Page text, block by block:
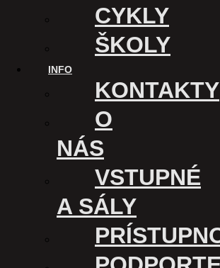
CYKLY
ŠKOLY
INFO
KONTAKTY
O
NÁS
VSTUPNÉ
A SÁLY